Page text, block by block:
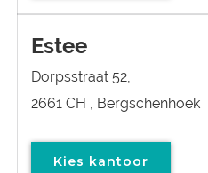
Estee
Dorpsstraat 52,
2661 CH , Bergschenhoek
Kies kantoor